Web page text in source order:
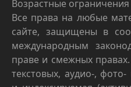
Возрастные ограничения
Все права на любые
сайте, защищены в
международным
праве и смежных
текстовых, аудио-,